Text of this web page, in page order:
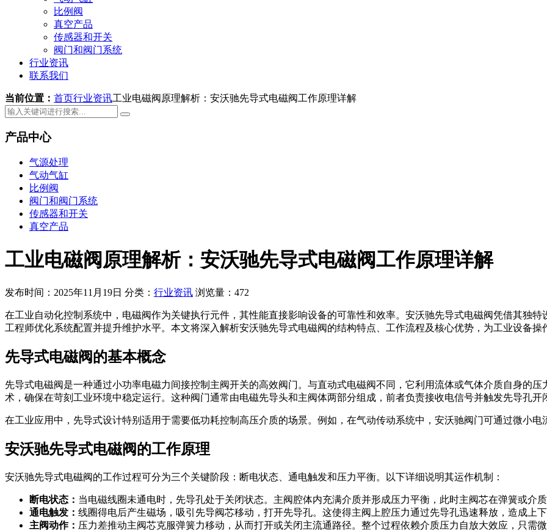
比例阀
真空产品
传感器和开关
阀门和阀门系统
行业资讯
联系我们
当前位置： 首页行业资讯工业电磁阀原理解析：安沃驰先导式电磁阀工作原理详解
产品中心
气源处理
气动气缸
比例阀
阀门和阀门系统
传感器和开关
真空产品
工业电磁阀原理解析：安沃驰先导式电磁阀工作原理详解
发布时间：2025年11月19日 分类： 行业资讯 浏览量：472
在工业自动化控制系统中，电磁阀作为关键执行元件，其性能直接影响设备的可靠性和效率。安沃驰先导式电磁阀凭借其独
工程师优化系统配置并提升维护水平。本文将深入解析安沃驰先导式电磁阀的结构特点、工作流程及核心优势，为工业设备操
先导式电磁阀的基本概念
先导式电磁阀是一种通过小功率电磁力间接控制主阀开关的高效阀门。与直动式电磁阀不同，它利用流体或气体介质自身的
术，确保在苛刻工业环境中稳定运行。这种阀门通常由电磁先导头和主阀体两部分组成，前者负责接收电信号并触发先导孔开
在工业应用中，先导式设计特别适用于需要低功耗控制高压介质的场景。例如，在气动传动系统中，安沃驰阀门可通过微小电
安沃驰先导式电磁阀的工作原理
安沃驰先导式电磁阀的工作过程可分为三个关键阶段：断电状态、通电触发和压力平衡。以下详细说明其运作机制：
断电状态： 当电磁线圈未通电时，先导孔处于关闭状态。主阀腔体内充满介质并形成压力平衡，此时主阀芯在弹簧或介
通电触发： 线圈得电后产生磁场，吸引先导阀芯移动，打开先导孔。这使得主阀上腔压力通过先导孔迅速释放，造成上下
主阀动作： 压力差推动主阀芯克服弹簧力移动，从而打开或关闭主流通路径。整个过程依赖介质压力自放大效应，只需